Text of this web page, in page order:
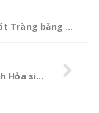
Những mẫu gạch mosaic Bát Tràng bằng gốm đẹp mắt
Chọn gạch mosaic cho người mệnh Hỏa sinh tài lộc